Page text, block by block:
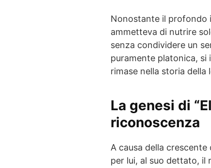
Nonostante il profondo
ammetteva di nutrire
senza condividere un
puramente platonica, si
rimase nella storia della
La genesi di
riconoscenza
A causa della
per lui, al suo dettato, il